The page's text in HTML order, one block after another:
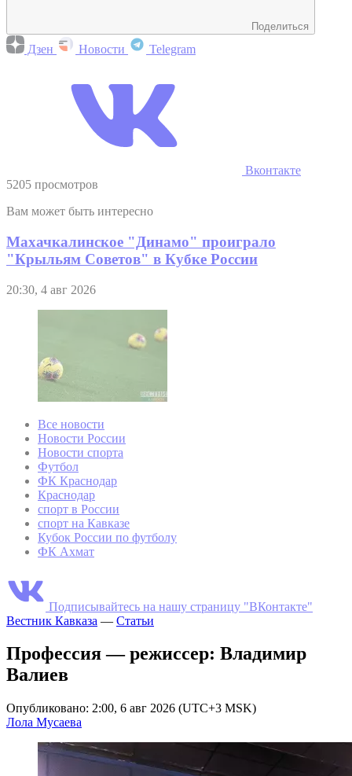
Поделиться
Дзен Новости Telegram
Вконтакте
5205 просмотров
Вам может быть интересно
Махачкалинское "Динамо" проиграло
"Крыльям Советов" в Кубке России
20:30, 4 авг 2026
Все новости
Новости России
Новости спорта
Футбол
ФК Краснодар
Краснодар
спорт в России
спорт на Кавказе
Кубок России по футболу
ФК Ахмат
Подписывайтесь на нашу страницу "ВКонтакте"
Вестник Кавказа — Статьи
Профессия — режиссер: Владимир
Валиев
Опубликовано: 2:00, 6 авг 2026 (UTC+3 MSK)
Лола Мусаева